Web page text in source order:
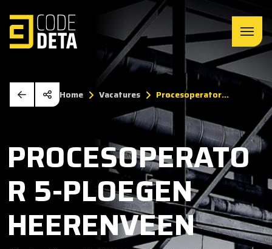
Home Vacatures Procesoperator...
PROCESOPERATO
R 5-PLOEGEN
HEERENVEEN